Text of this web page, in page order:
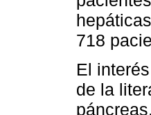
718
El
de la